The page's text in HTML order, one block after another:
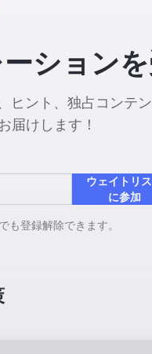
ション
ヒント、独占コンテ
届けします！
ウェイトリ
に参加
も登録解除できます。